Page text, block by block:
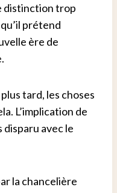
distinction trop
prétend
ère de
tard, les choses
L’implication de
disparu avec le
la chancelière